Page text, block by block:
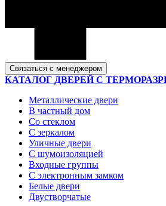
Связаться с менеджером
КАТАЛОГ ДВЕРЕЙ С
Металлические двери
В частный дом
Со стеклом
С зеркалом
Уличные двери
С шумоизоляцией
Входные группы
С электронным замком
Белые двери
Двустворчатые